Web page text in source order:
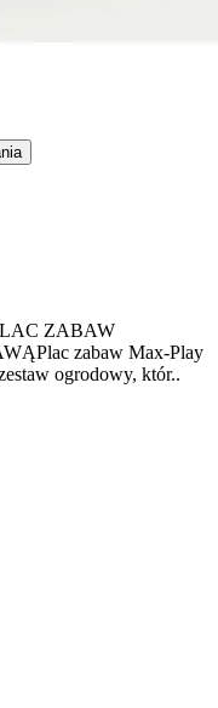
ZABAW
zabaw Max-Play
ogrodowy, któr..